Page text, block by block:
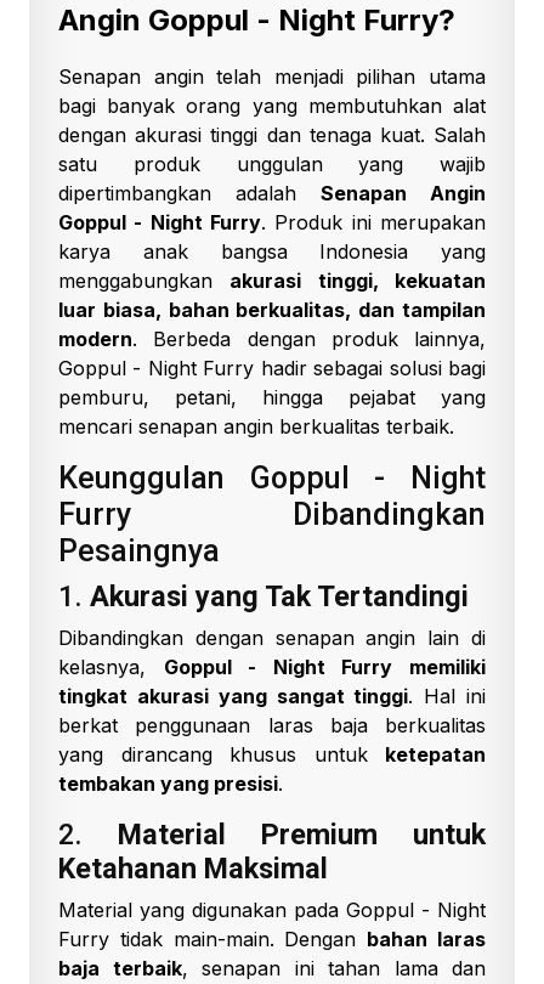
Angin Goppul - Night Furry?
Senapan angin telah menjadi pilihan utama
bagi banyak orang yang membutuhkan alat
dengan akurasi tinggi dan tenaga kuat. Salah
satu produk unggulan yang wajib
dipertimbangkan adalah Senapan Angin
Goppul - Night Furry. Produk ini merupakan
karya anak bangsa Indonesia yang
menggabungkan akurasi tinggi, kekuatan
luar biasa, bahan berkualitas, dan tampilan
modern. Berbeda dengan produk lainnya,
Goppul - Night Furry hadir sebagai solusi bagi
pemburu, petani, hingga pejabat yang
mencari senapan angin berkualitas terbaik.
Keunggulan Goppul - Night
Furry Dibandingkan
Pesaingnya
1. Akurasi yang Tak Tertandingi
Dibandingkan dengan senapan angin lain di
kelasnya, Goppul - Night Furry memiliki
tingkat akurasi yang sangat tinggi. Hal ini
berkat penggunaan laras baja berkualitas
yang dirancang khusus untuk ketepatan
tembakan yang presisi.
2. Material Premium untuk
Ketahanan Maksimal
Material yang digunakan pada Goppul - Night
Furry tidak main-main. Dengan bahan laras
baja terbaik, senapan ini tahan lama dan